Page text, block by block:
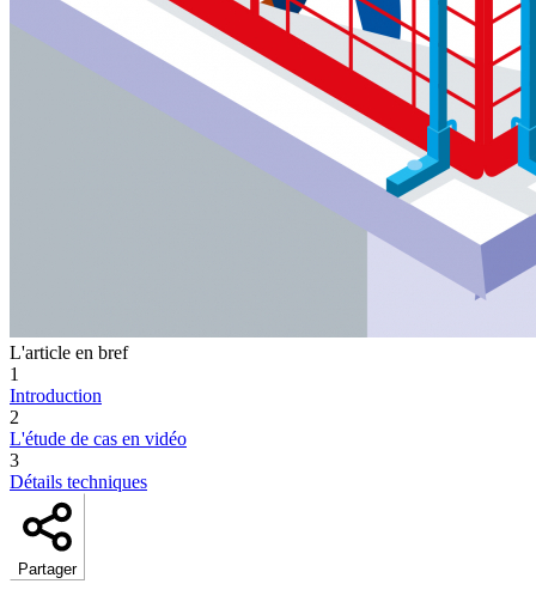
L'article en bref
1
Introduction
2
L'étude de cas en vidéo
3
Détails techniques
Partager